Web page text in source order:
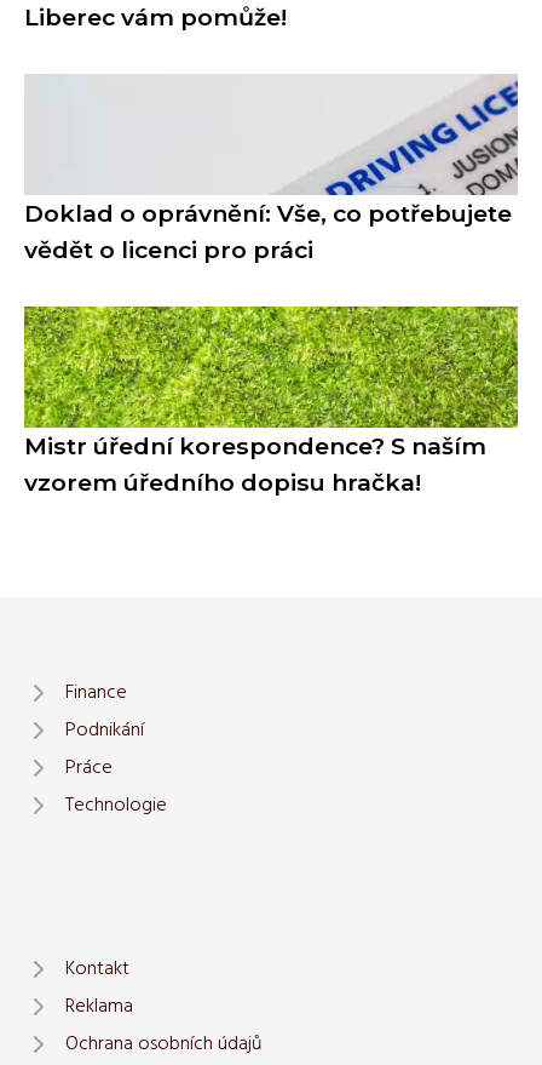
Liberec vám pomůže!
Doklad o oprávnění: Vše, co potřebujete
vědět o licenci pro práci
Mistr úřední korespondence? S naším
vzorem úředního dopisu hračka!
Finance
Podnikání
Práce
Technologie
Kontakt
Reklama
Ochrana osobních údajů